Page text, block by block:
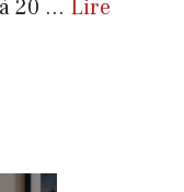
20 ... Lire